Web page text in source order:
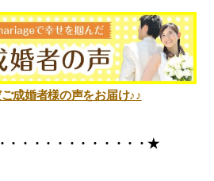
成婚者様の声をお届け♪♪
・・・・・ ・・・・・・★